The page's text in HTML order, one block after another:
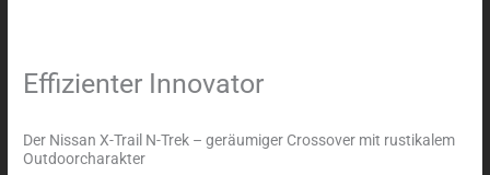
Effizienter Innovator
Der Nissan X-Trail N-Trek – geräumiger Crossover mit rustikalem
Outdoorcharakter